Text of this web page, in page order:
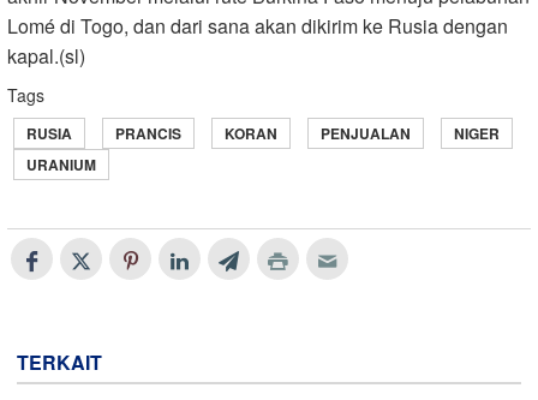
Lomé di Togo, dan dari sana akan dikirim ke Rusia dengan
kapal.(sl)
Tags
RUSIA PRANCIS KORAN PENJUALAN
NIGER
URANIUM
TERKAIT